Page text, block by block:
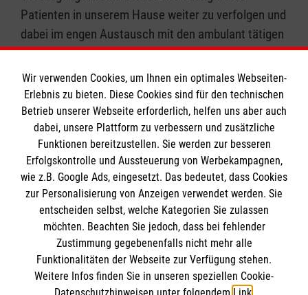
Patienten in unserem Hause weiter zu verfolgen und
dabei im engen Austausch mit den ambulant tätigen
Kolleginnen und Kollegen zu bleiben,“ stellt Dr.
Schnake fest. „Die gemeinsam mit Referenten aus
den umliegenden Krankenhäusern gestaltete
Veranstaltung unterstreicht unseren kooperativen
Versorgungsansatz zum Wohle unserer Patienten,“
ergänzt sein Kollege Prof. Gaßmann.
Einrichtung
Wir verwenden Cookies, um Ihnen ein optimales Webseiten-
Erlebnis zu bieten. Diese Cookies sind für den technischen
Betrieb unserer Webseite erforderlich, helfen uns aber auch
dabei, unsere Plattform zu verbessern und zusätzliche
Funktionen bereitzustellen. Sie werden zur besseren
Erfolgskontrolle und Aussteuerung von Werbekampagnen,
wie z.B. Google Ads, eingesetzt. Das bedeutet, dass Cookies
zur Personalisierung von Anzeigen verwendet werden. Sie
entscheiden selbst, welche Kategorien Sie zulassen
möchten. Beachten Sie jedoch, dass bei fehlender
Zustimmung gegebenenfalls nicht mehr alle
Funktionalitäten der Webseite zur Verfügung stehen.
Weitere Infos finden Sie in unseren speziellen Cookie-